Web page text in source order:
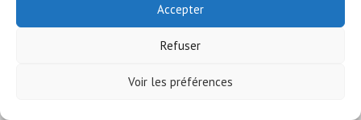
Accepter
Refuser
Voir les préférences